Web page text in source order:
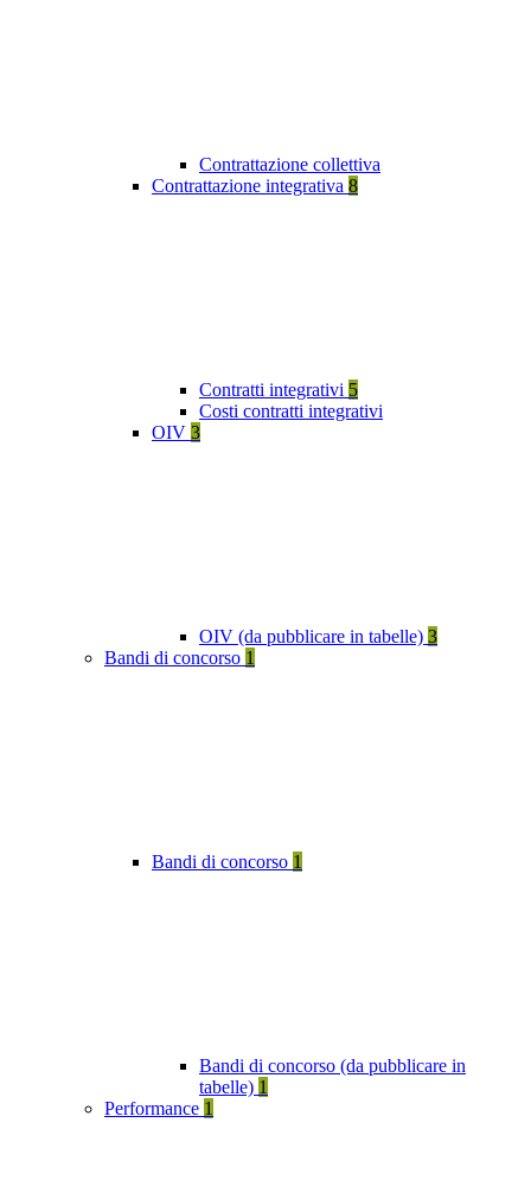
Contrattazione collettiva
Contrattazione integrativa 8
Contratti integrativi 5
Costi contratti integrativi
OIV 3
OIV (da pubblicare in tabelle) 3
Bandi di concorso 1
Bandi di concorso 1
Bandi di concorso (da pubblicare in
tabelle) 1
Performance 1